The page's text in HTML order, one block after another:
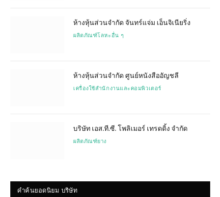
ห้างหุ้นส่วนจำกัด จันทร์แจ่ม เอ็นจิเนียริ่ง
ผลิตภัณฑ์โลหะอื่น ๆ
ห้างหุ้นส่วนจำกัด ศูนย์หนังสืออัญชลี
เครื่องใช้สำนักงานและคอมพิวเตอร์
บริษัท เอส.ที.ซี. โพลิเมอร์ เทรดดิ้ง จำกัด
ผลิตภัณฑ์ยาง
คำค้นยอดนิยม บริษัท